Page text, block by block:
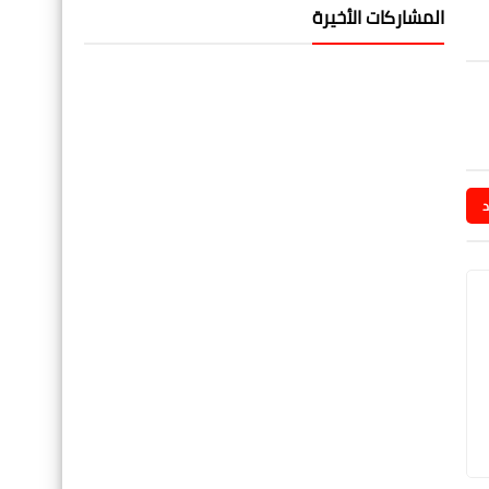
المشاركات الأخيرة